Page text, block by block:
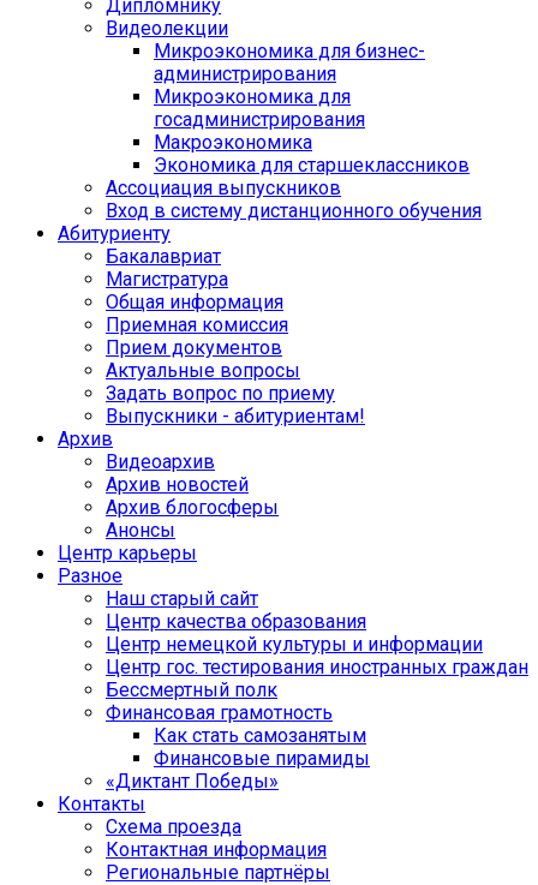
Дипломнику
Видеолекции
Микроэкономика для бизнес-
администрирования
Микроэкономика для
госадминистрирования
Макроэкономика
Экономика для старшеклассников
Ассоциация выпускников
Вход в систему дистанционного обучения
Абитуриенту
Бакалавриат
Магистратура
Общая информация
Приемная комиссия
Прием документов
Актуальные вопросы
Задать вопрос по приему
Выпускники - абитуриентам!
Архив
Видеоархив
Архив новостей
Архив блогосферы
Анонсы
Центр карьеры
Разное
Наш старый сайт
Центр качества образования
Центр немецкой культуры и информации
Центр гос. тестирования иностранных граждан
Бессмертный полк
Финансовая грамотность
Как стать самозанятым
Финансовые пирамиды
«Диктант Победы»
Контакты
Схема проезда
Контактная информация
Региональные партнёры